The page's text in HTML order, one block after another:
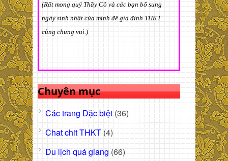
(Rất mong quý Thầy Cô và các bạn bổ sung
ngày sinh nhật của mình để gia đình THKT
cùng chung vui.)
Chuyên mục
Các trang Đặc biệt (36)
Chat chit THKT (4)
Du lịch quá giang (66)